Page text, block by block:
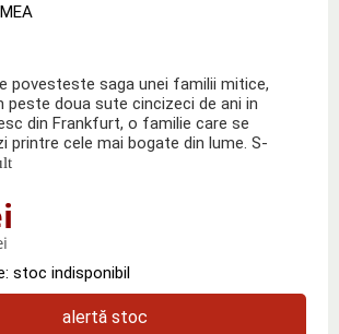
povesteste saga unei familii mitice,
peste doua sute cincizeci de ani in
din Frankfurt, o familie care se
printre cele mai bogate din lume. S-
stoc indisponibil
alertă stoc